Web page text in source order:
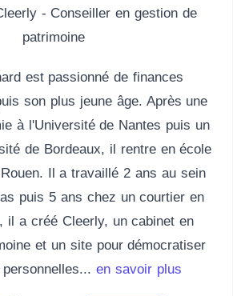
- Conseiller en gestion de
patrimoine
est passionné de finances
son plus jeune âge. Après une
à l'Université de Nantes puis un
de Bordeaux, il rentre en école
Il a travaillé 2 ans au sein
puis 5 ans chez un courtier en
il a créé Cleerly, un cabinet en
et un site pour démocratiser
en savoir plus